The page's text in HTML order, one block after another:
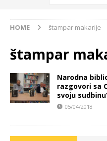
HOME štampar makarije
štampar
Narodna
razgovori sa
svoju
05/04/2018